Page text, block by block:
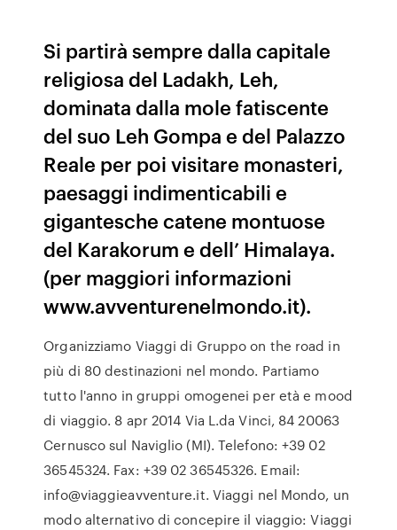
Si partirà sempre dalla capitale
religiosa del Ladakh, Leh,
dominata dalla mole fatiscente
del suo Leh Gompa e del Palazzo
Reale per poi visitare monasteri,
paesaggi indimenticabili e
gigantesche catene montuose
del Karakorum e dell’ Himalaya.
(per maggiori informazioni
www.avventurenelmondo.it).
Organizziamo Viaggi di Gruppo on the road in
più di 80 destinazioni nel mondo. Partiamo
tutto l'anno in gruppi omogenei per età e mood
di viaggio. 8 apr 2014 Via L.da Vinci, 84 20063
Cernusco sul Naviglio (MI). Telefono: +39 02
36545324. Fax: +39 02 36545326. Email:
info@viaggieavventure.it. Viaggi nel Mondo, un
modo alternativo di concepire il viaggio: Viaggi